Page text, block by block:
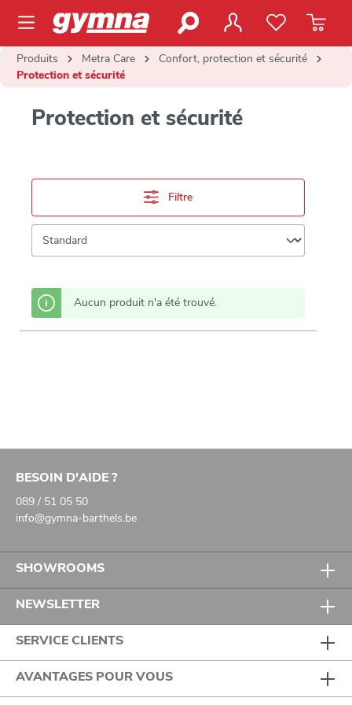
principal
Produits Metra Care
Confort, protection et sécurité
Protection et sécurité
Protection et sécurité
Filtre
Aucun produit n'a été trouvé.
BESOIN D'AIDE ?
089 / 51 05 50
info@gymna-barthels.be
SHOWROOMS
NEWSLETTER
SERVICE CLIENTS
AVANTAGES POUR VOUS